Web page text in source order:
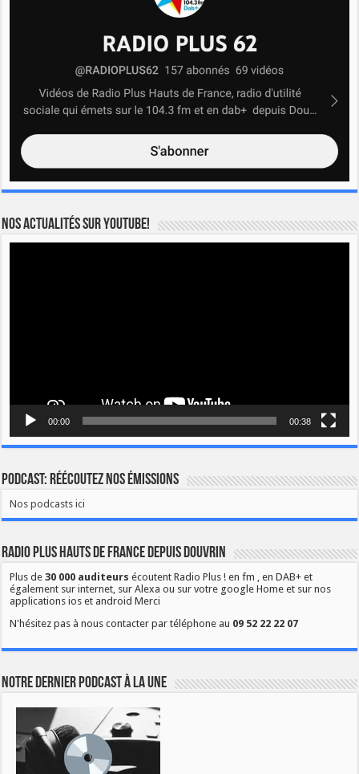
Nos actualités sur YOUTUBE!
00:00 00:38
Podcast: Réécoutez nos émissions
Nos podcasts ici
Radio Plus Hauts de France depuis Douvrin
Plus de30 000 auditeurs écoutent Radio Plus ! en fm , en DAB+ et
également sur internet, sur Alexa ou sur votre google Home et sur nos
applications ios et android Merci
N'hésitez pas à nous contacter par téléphone au 09 52 22 22 07
Notre dernier podcast à la une